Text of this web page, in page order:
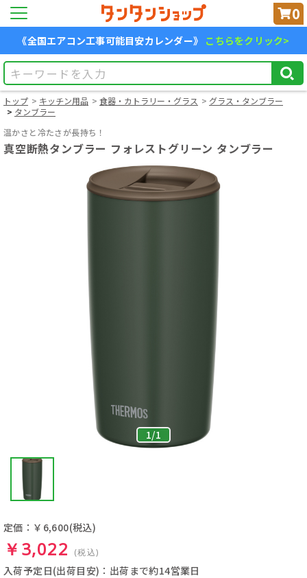
0
《全国エアコン工事可能目安カレンダー》 こちらをクリック>
トップ キッチン用品 食器・カトラリー・グラス
グラス・タンブラー
タンブラー
温かさと冷たさが長持ち！
真空断熱タンブラー フォレストグリーン タンブラー
1/1
定価：￥6,600(税込)
￥3,022 (税込)
入荷予定日(出荷目安)：出荷まで約14営業日